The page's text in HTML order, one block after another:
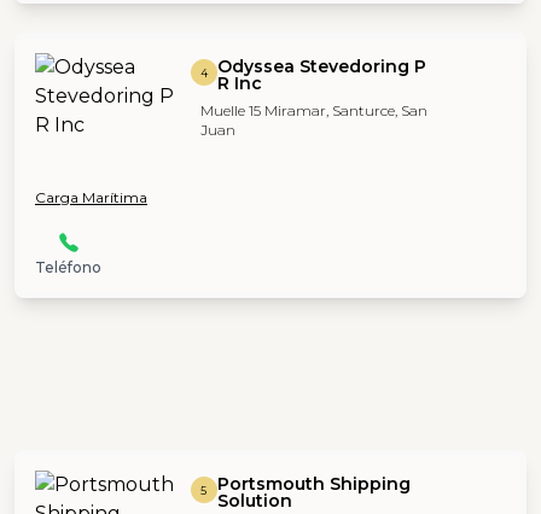
4 Odyssea Stevedoring P
R Inc
Muelle 15 Miramar, Santurce, San
Juan
Carga Marítima
Teléfono
5 Portsmouth Shipping
Solution